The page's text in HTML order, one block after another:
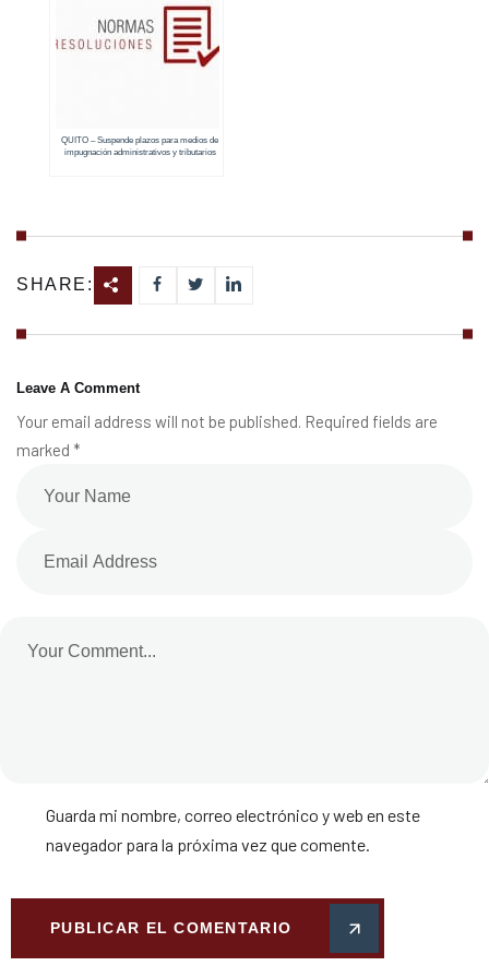
QUITO – Suspende plazos para medios de
impugnación administrativos y tributarios
SHARE:
Leave A Comment
Your email address will not be published. Required fields are
marked *
Guarda mi nombre, correo electrónico y web en este
navegador para la próxima vez que comente.
PUBLICAR EL COMENTARIO